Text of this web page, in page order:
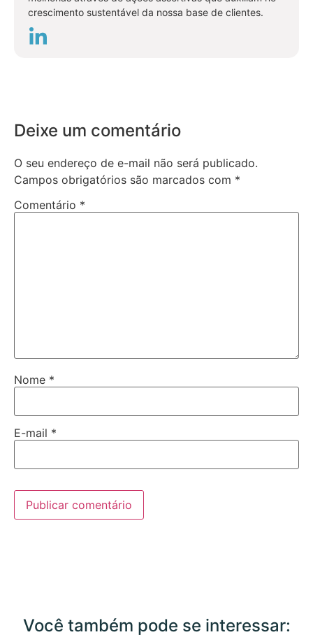
crescimento sustentável da nossa base de clientes.
Deixe um comentário
O seu endereço de e-mail não será publicado.
Campos obrigatórios são marcados com *
Comentário *
Nome *
E-mail *
Você também pode se interessar: